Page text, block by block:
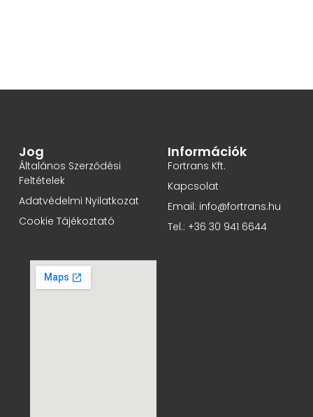
Jog
Általános Szerződési
Feltételek
Adatvédelmi Nyilatkozat
Cookie Tájékoztató
Információk
Fortrans Kft.
Kapcsolat
Email: info@fortrans.hu
Tel.: +36 30 941 6644